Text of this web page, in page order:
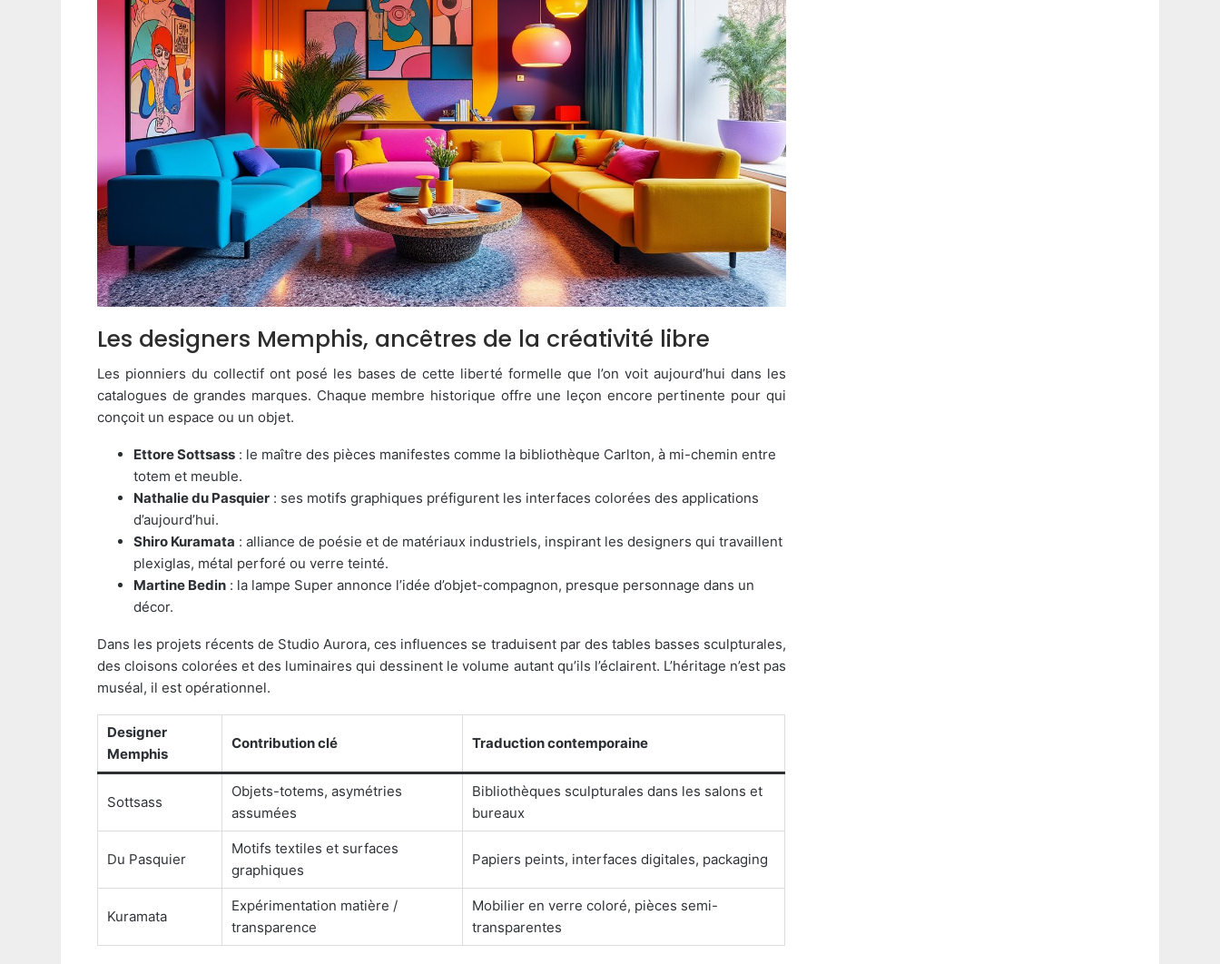
Les designers Memphis, ancêtres de la créativité libre
Les pionniers du collectif ont posé les bases de cette liberté formelle que l’on voit aujourd’hui dans les
catalogues de grandes marques. Chaque membre historique offre une leçon encore pertinente pour qui
conçoit un espace ou un objet.
Ettore Sottsass : le maître des pièces manifestes comme la bibliothèque Carlton, à mi-chemin entre
totem et meuble.
Nathalie du Pasquier : ses motifs graphiques préfigurent les interfaces colorées des applications
d’aujourd’hui.
Shiro Kuramata : alliance de poésie et de matériaux industriels, inspirant les designers qui travaillent
plexiglas, métal perforé ou verre teinté.
Martine Bedin : la lampe Super annonce l’idée d’objet-compagnon, presque personnage dans un
décor.
Dans les projets récents de Studio Aurora, ces influences se traduisent par des tables basses sculpturales,
des cloisons colorées et des luminaires qui dessinent le volume autant qu’ils l’éclairent. L’héritage n’est pas
muséal, il est opérationnel.
Designer
Memphis
Contribution clé Traduction contemporaine
Sottsass
Objets-totems, asymétries
assumées
Bibliothèques sculpturales dans les salons et
bureaux
Du Pasquier
Motifs textiles et surfaces
graphiques
Papiers peints, interfaces digitales, packaging
Kuramata
Expérimentation matière /
transparence
Mobilier en verre coloré, pièces semi-
transparentes